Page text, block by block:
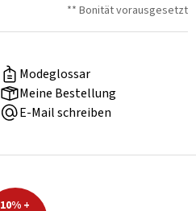
** Bonität vorausgesetzt
Modeglossar
Meine Bestellung
E-Mail schreiben
10% +